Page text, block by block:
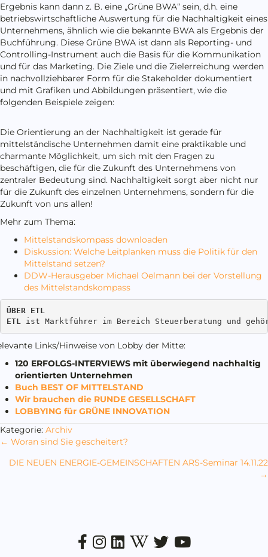
Ergebnis kann dann z. B. eine „Grüne BWA“ sein, d.h. eine
betriebswirtschaftliche Auswertung für die Nachhaltigkeit eines
Unternehmens, ähnlich wie die bekannte BWA als Ergebnis der
Buchführung. Diese Grüne BWA ist dann als Reporting- und
Controlling-Instrument auch die Basis für die Kommunikation
und für das Marketing. Die Ziele und die Zielerreichung werden
in nachvollziehbarer Form für die Stakeholder dokumentiert
und mit Grafiken und Abbildungen präsentiert, wie die
folgenden Beispiele zeigen:
Die Orientierung an der Nachhaltigkeit ist gerade für
mittelständische Unternehmen damit eine praktikable und
charmante Möglichkeit, um sich mit den Fragen zu
beschäftigen, die für die Zukunft des Unternehmens von
zentraler Bedeutung sind. Nachhaltigkeit sorgt aber nicht nur
für die Zukunft des einzelnen Unternehmens, sondern für die
Zukunft von uns allen!
Mehr zum Thema:
Mittelstandskompass downloaden
Diskussion: Welche Leitplanken muss die Politik für den
Mittelstand setzen?
DDW-Herausgeber Michael Oelmann bei der Vorstellung
des Mittelstandskompass
ÜBER ETL
ETL ist Marktführer im Bereich Steuerberatung und
Links/Hinweise von Lobby der Mitte:
120 ERFOLGS-INTERVIEWS mit überwiegend nachhaltig
orientierten Unternehmen
Buch BEST OF MITTELSTAND
Wir brauchen die RUNDE GESELLSCHAFT
LOBBYING für GRÜNE INNOVATION
Kategorie: Archiv
Posts
navigation
← Woran sind Sie gescheitert?
DIE NEUEN ENERGIE-GEMEINSCHAFTEN ARS-Seminar 14.11.22
→